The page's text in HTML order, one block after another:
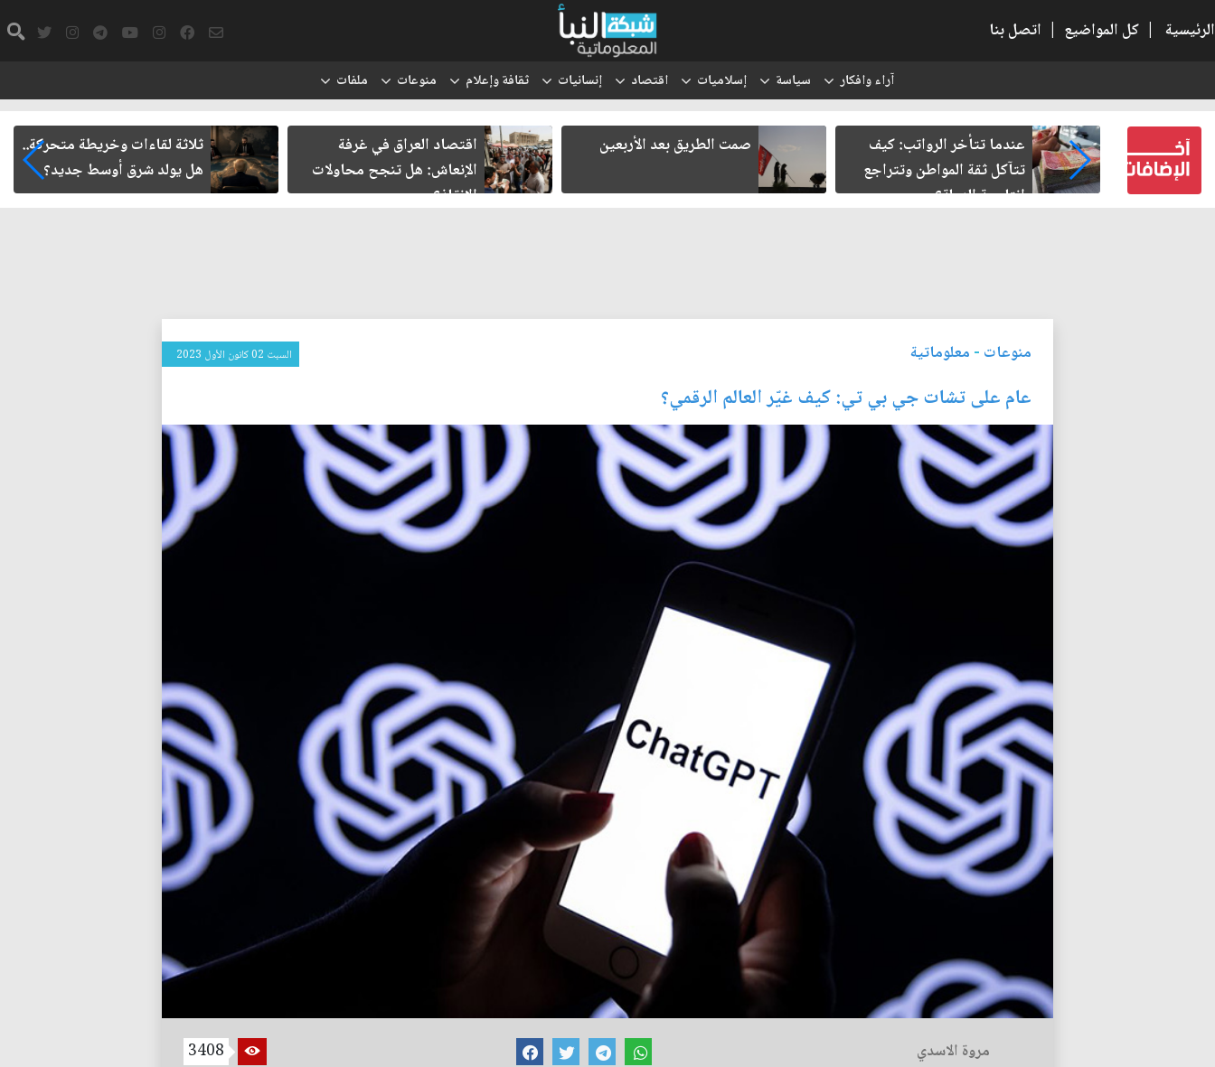
الرئيسية | كل المواضيع | اتصل بنا
آراء وافكار سياسة إسلاميات اقتصاد إنسانيات ثقافة وإعلام منوعات ملفات
حين
عندما تتأخر الرواتب: كيف
تتآكل ثقة المواطن وتتراجع
إنتاجية الدولة؟
صمت الطريق بعد الأربعين
اقتصاد العراق في غرفة
الإنعاش: هل تنجح محاولات
الإنقاذ؟
ثلاثة لقاءات وخريطة متحركة..
هل يولد شرق أوسط جديد؟
منوعات - معلوماتية السبت 02 كانون الأول 2023
عام على تشات جي بي تي: كيف غيّر العالم الرقمي؟
مروة الاسدي 3408